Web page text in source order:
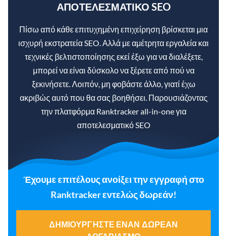
ΑΠΟΤΕΛΕΣΜΑΤΙΚΌ SEO
Πίσω από κάθε επιτυχημένη επιχείρηση βρίσκεται μια
ισχυρή εκστρατεία SEO. Αλλά με αμέτρητα εργαλεία και
τεχνικές βελτιστοποίησης εκεί έξω για να διαλέξετε,
μπορεί να είναι δύσκολο να ξέρετε από πού να
ξεκινήσετε. Λοιπόν, μη φοβάστε άλλο, γιατί έχω
ακριβώς αυτό που θα σας βοηθήσει. Παρουσιάζοντας
την πλατφόρμα Ranktracker all-in-one για
αποτελεσματικό SEO
Έχουμε επιτέλους ανοίξει την εγγραφή στο
Ranktracker εντελώς δωρεάν!
ΔΗΜΙΟΥΡΓΉΣΤΕ ΈΝΑΝ ΔΩΡΕΆΝ